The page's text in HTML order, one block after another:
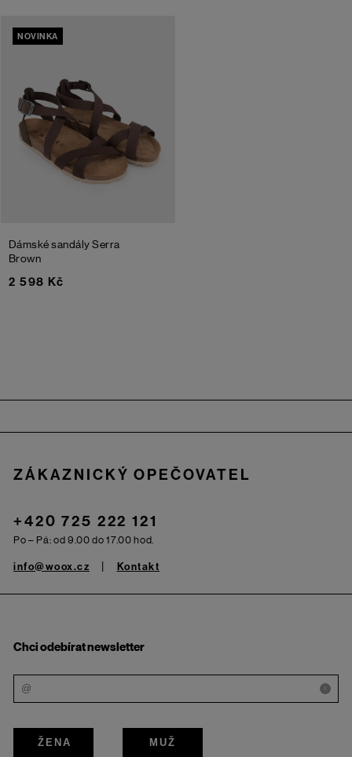
NOVINKA
Dámské sandály Serra
Brown
2 598 Kč
ZÁKAZNICKÝ OPEČOVATEL
+420 725 222 121
Po – Pá: od 9.00 do 17.00 hod.
info@woox.cz Kontakt
Chci odebírat newsletter
i
ŽENA MUŽ